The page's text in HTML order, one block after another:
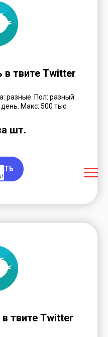
в твите Twitter
разные. Пол: разный.
Макс: 500 тыс.
шт.
твите Twitter